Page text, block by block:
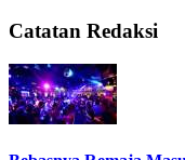
Catatan Redaksi